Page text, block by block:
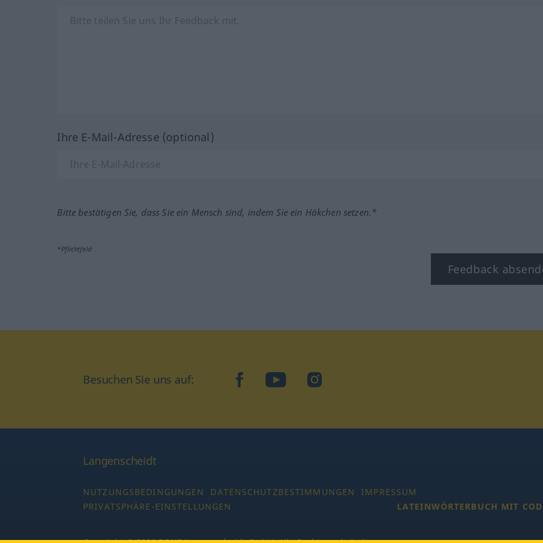
Ihre E-Mail-Adresse (optional)
Bitte bestätigen Sie, dass Sie ein Mensch sind, indem Sie ein Häkchen setzen.*
*Pflichtfeld
Feedback
Besuchen Sie uns auf: facebookYouTubeInstagram
Langenscheidt
NUTZUNGSBEDINGUNGEN DATENSCHUTZBESTIMMUNGEN
IMPRESSUM
PRIVATSPHÄRE-EINSTELLUNGEN
LATEINWÖRTERBUCH MIT